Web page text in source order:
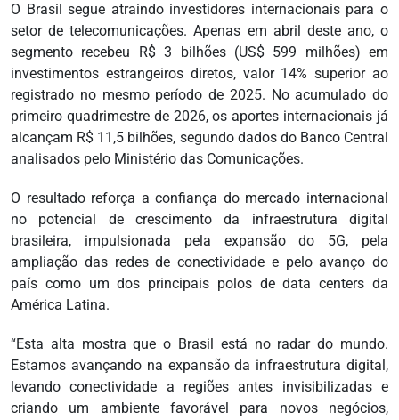
O Brasil segue atraindo investidores internacionais para o
setor de telecomunicações. Apenas em abril deste ano, o
segmento recebeu R$ 3 bilhões (US$ 599 milhões) em
investimentos estrangeiros diretos, valor 14% superior ao
registrado no mesmo período de 2025. No acumulado do
primeiro quadrimestre de 2026, os aportes internacionais já
alcançam R$ 11,5 bilhões, segundo dados do Banco Central
analisados pelo Ministério das Comunicações.
O resultado reforça a confiança do mercado internacional
no potencial de crescimento da infraestrutura digital
brasileira, impulsionada pela expansão do 5G, pela
ampliação das redes de conectividade e pelo avanço do
país como um dos principais polos de data centers da
América Latina.
“Esta alta mostra que o Brasil está no radar do mundo.
Estamos avançando na expansão da infraestrutura digital,
levando conectividade a regiões antes invisibilizadas e
criando um ambiente favorável para novos negócios,